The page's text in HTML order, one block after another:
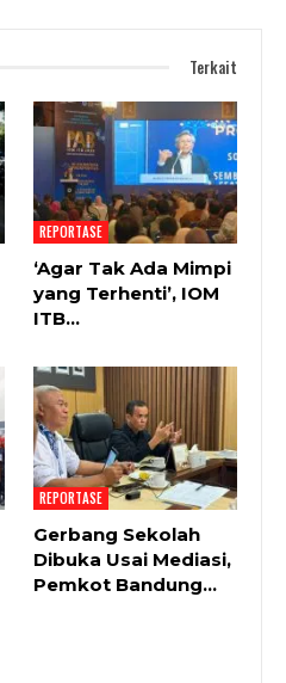
Terkait
REPORTASE
‘Agar Tak Ada Mimpi
yang Terhenti’, IOM
ITB…
REPORTASE
Gerbang Sekolah
Dibuka Usai Mediasi,
Pemkot Bandung…